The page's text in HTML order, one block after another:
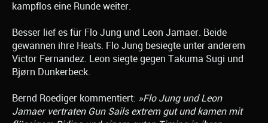
kampflos eine Runde weiter.
Besser lief es für Flo Jung und Leon Jamaer. Beide
gewannen ihre Heats. Flo Jung besiegte unter anderem
Victor Fernandez. Leon siegte gegen Takuma Sugi und
Bjørn Dunkerbeck.
Bernd Roediger kommentiert: »Flo Jung und Leon
Jamaer vertraten Gun Sails extrem gut und kamen mit